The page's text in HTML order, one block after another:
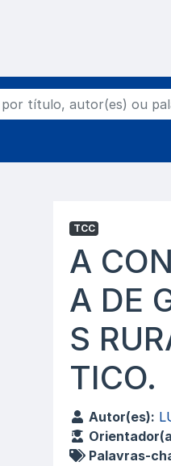
TCC
A
A DE
S
TICO.
Autor(es):
Palavras-